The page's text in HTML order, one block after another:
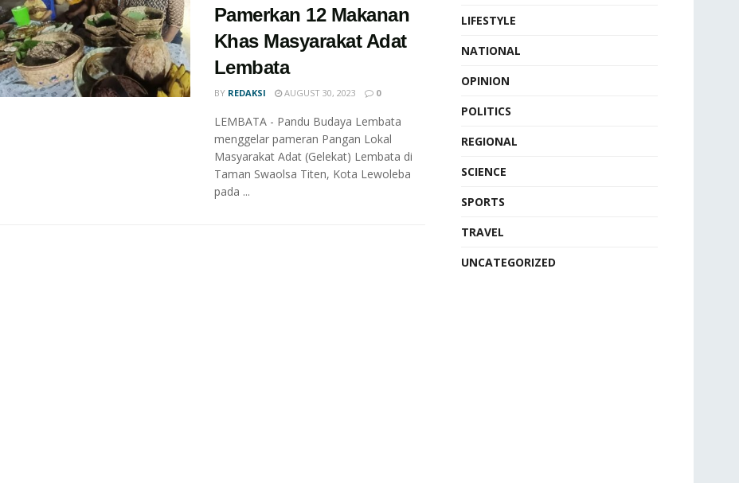
Pamerkan 12 Makanan
Khas Masyarakat Adat
Lembata
BY REDAKSI AUGUST 30, 2023 0
LEMBATA - Pandu Budaya Lembata
menggelar pameran Pangan Lokal
Masyarakat Adat (Gelekat) Lembata di
Taman Swaolsa Titen, Kota Lewoleba
pada ...
LIFESTYLE
NATIONAL
OPINION
POLITICS
REGIONAL
SCIENCE
SPORTS
TRAVEL
UNCATEGORIZED